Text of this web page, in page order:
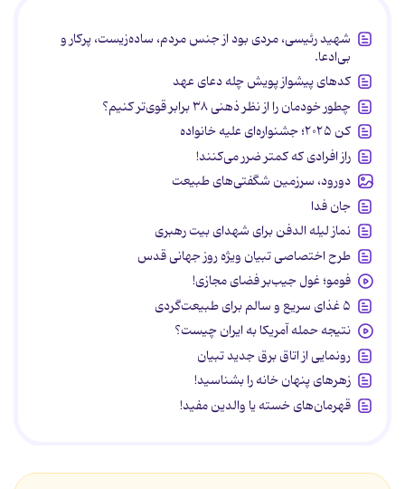
شهید رئیسی، مردی بود از جنس مردم، ساده‌زیست، پرکار و
بی‌ادعا.
کدهای پیشواز پویش چله دعای عهد
چطور خودمان را از نظر ذهنی ۳۸ برابر قوی‌تر کنیم؟
کن ۲۰۲۵؛ جشنواره‌ای علیه خانواده
راز افرادی که کمتر ضرر می‌کنند!
دورود، سرزمین شگفتی‌های طبیعت
جان فدا
نماز لیله الدفن برای شهدای بیت رهبری
طرح اختصاصی تبیان ویژه روز جهانی قدس
فومو؛ غول جیب‌بر فضای مجازی!
۵ غذای سریع و سالم برای طبیعت‌گردی
نتیجه حمله آمریکا به ایران چیست؟
رونمایی از اتاق برق جدید تبیان
زهرهای پنهان خانه را بشناسید!
قهرمان‌های خسته یا والدین مفید!